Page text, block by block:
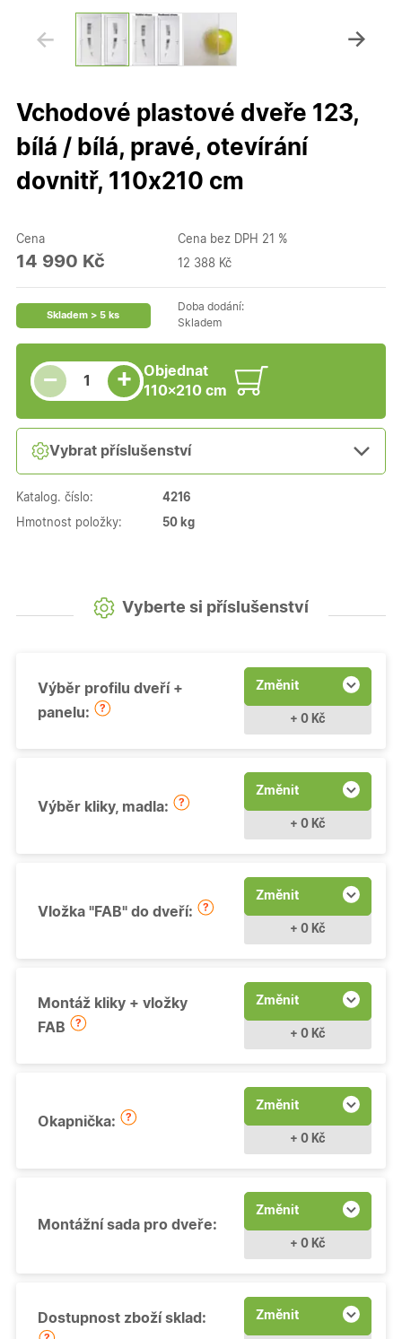
Vchodové plastové dveře 123,
bílá / bílá, pravé, otevírání
dovnitř, 110x210 cm
Cena
14 990 Kč
Cena bez DPH 21 %
12 388 Kč
Skladem > 5 ks
Doba dodání:
Skladem
−
Snížit množství
Počet kusů +
Zvýšit množství
Objednat
110×210 cm
Vybrat příslušenství
Katalog. číslo: 4216
Hmotnost položky: 50 kg
Vyberte si příslušenství
Výběr profilu dveří +
panelu:
Změnit
+ 0 Kč
Výběr kliky, madla:
Změnit
+ 0 Kč
Vložka "FAB" do dveří:
Změnit
+ 0 Kč
Montáž kliky + vložky
FAB
Změnit
+ 0 Kč
Okapnička:
Změnit
+ 0 Kč
Montážní sada pro dveře:
Změnit
+ 0 Kč
Dostupnost zboží sklad: Změnit